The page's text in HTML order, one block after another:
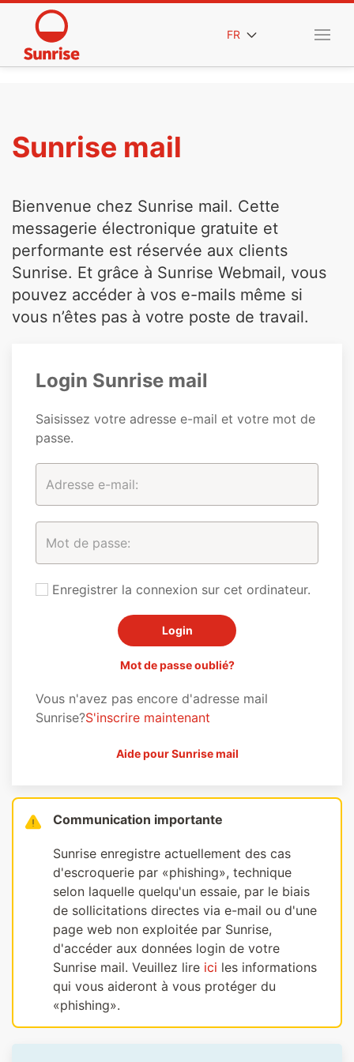
FR
Sunrise mail
Bienvenue chez Sunrise mail. Cette
messagerie électronique gratuite et
performante est réservée aux clients
Sunrise. Et grâce à Sunrise Webmail, vous
pouvez accéder à vos e-mails même si
vous n’êtes pas à votre poste de travail.
Login Sunrise mail
Saisissez votre adresse e-mail et votre mot de
passe.
Enregistrer la connexion sur cet ordinateur.
Mot de passe oublié?
Vous n'avez pas encore d'adresse mail
Sunrise?S'inscrire maintenant
Aide pour Sunrise mail
Communication importante
Sunrise enregistre actuellement des cas
d'escroquerie par «phishing», technique
selon laquelle quelqu'un essaie, par le biais
de sollicitations directes via e-mail ou d'une
page web non exploitée par Sunrise,
d'accéder aux données login de votre
Sunrise mail. Veuillez lire ici les informations
qui vous aideront à vous protéger du
«phishing».